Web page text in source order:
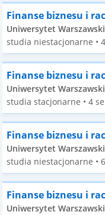
Finanse biznesu i
Uniwersytet
studia niestacjonarne •
Finanse biznesu i
Uniwersytet
studia stacjonarne • 4
Finanse biznesu i
Uniwersytet
studia niestacjonarne •
Finanse biznesu i
Uniwersytet